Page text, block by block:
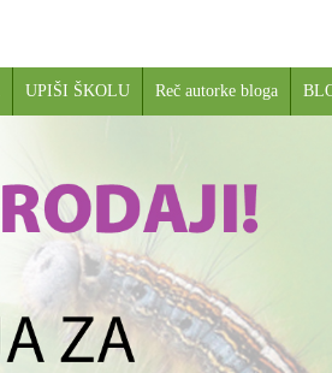
UPIŠI ŠKOLU Reč autorke bloga